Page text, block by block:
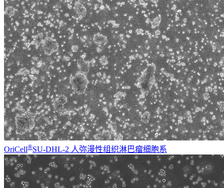
OriCell®SU-DHL-2 人弥漫性组织淋巴瘤细胞系